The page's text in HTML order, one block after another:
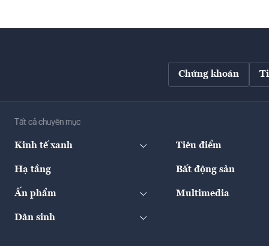
Chứng khoán
Tất cả chuyên mục
Kinh tế xanh Tiêu điểm
Hạ tầng Bất động sản
Ấn phẩm Multimedia
Dân sinh